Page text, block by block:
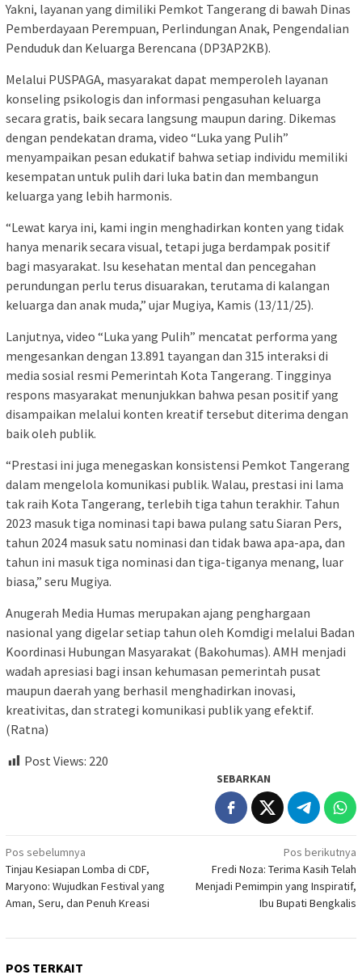
Yakni, layanan yang dimiliki Pemkot Tangerang di bawah Dinas
Pemberdayaan Perempuan, Perlindungan Anak, Pengendalian
Penduduk dan Keluarga Berencana (DP3AP2KB).
Melalui PUSPAGA, masyarakat dapat memperoleh layanan
konseling psikologis dan informasi pengasuhan keluarga
secara gratis, baik secara langsung maupun daring. Dikemas
dengan pendekatan drama, video “Luka yang Pulih”
menyampaikan pesan edukatif bahwa setiap individu memiliki
kesempatan untuk pulih dari luka batin dan membangun
keluarga yang lebih harmonis.
“Lewat karya ini, kami ingin menghadirkan konten yang tidak
hanya menarik secara visual, tetapi juga berdampak positif
bagi masyarakat. Isu kesehatan mental dan pencegahan
perundungan perlu terus disuarakan, terutama di kalangan
keluarga dan anak muda,” ujar Mugiya, Kamis (13/11/25).
Lanjutnya, video “Luka yang Pulih” mencatat performa yang
mengesankan dengan 13.891 tayangan dan 315 interaksi di
media sosial resmi Pemerintah Kota Tangerang. Tingginya
respons masyarakat menunjukkan bahwa pesan positif yang
disampaikan melalui konten kreatif tersebut diterima dengan
baik oleh publik.
“Prestasi ini juga menegaskan konsistensi Pemkot Tangerang
dalam mengelola komunikasi publik. Walau, prestasi ini lama
tak raih Kota Tangerang, terlebih tiga tahun terakhir. Tahun
2023 masuk tiga nominasi tapi bawa pulang satu Siaran Pers,
tahun 2024 masuk satu nominasi dan tidak bawa apa-apa, dan
tahun ini masuk tiga nominasi dan tiga-tiganya menang, luar
biasa,” seru Mugiya.
Anugerah Media Humas merupakan ajang penghargaan
nasional yang digelar setiap tahun oleh Komdigi melalui Badan
Koordinasi Hubungan Masyarakat (Bakohumas). AMH menjadi
wadah apresiasi bagi insan kehumasan pemerintah pusat
maupun daerah yang berhasil menghadirkan inovasi,
kreativitas, dan strategi komunikasi publik yang efektif.
(Ratna)
Post Views: 220
SEBARKAN
Navigasi
pos
Pos sebelumnya
Tinjau Kesiapan Lomba di CDF,
Maryono: Wujudkan Festival yang
Aman, Seru, dan Penuh Kreasi
Pos berikutnya
Fredi Noza: Terima Kasih Telah
Menjadi Pemimpin yang Inspiratif,
Ibu Bupati Bengkalis
POS TERKAIT